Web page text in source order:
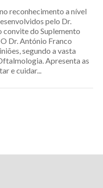
reconhecimento a nível
pelo Dr.
convite do Suplemento
Dr. António Franco
segundo a vasta
Apresenta as
e cuidar...